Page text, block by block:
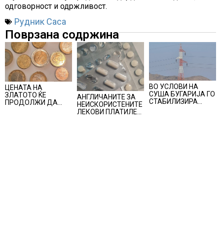
одговорност и одржливост.
Рудник Саса
Поврзана содржина
ЦЕНАТА НА
ЗЛАТОТО ЌЕ
ПРОДОЛЖИ ДА
АНГЛИЧАНИТЕ ЗА
НЕИСКОРИСТЕНИТЕ
ЛЕКОВИ ПЛАТИЛЕ
ВО УСЛОВИ НА
СУША БУГАРИЈА ГО
СТАБИЛИЗИРА